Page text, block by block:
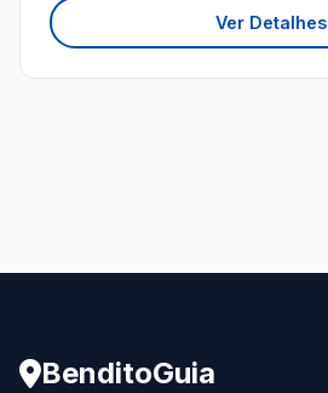
Ver Detalhes
BenditoGuia